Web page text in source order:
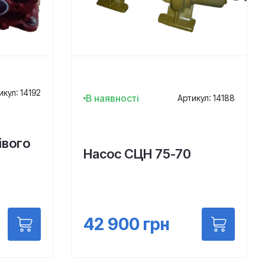
14192 В наявності Артикул: 14188
Насос СЦН 75-70
42 900грн